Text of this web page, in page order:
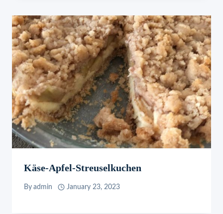
Käse-Apfel-Streuselkuchen
By admin January 23, 2023